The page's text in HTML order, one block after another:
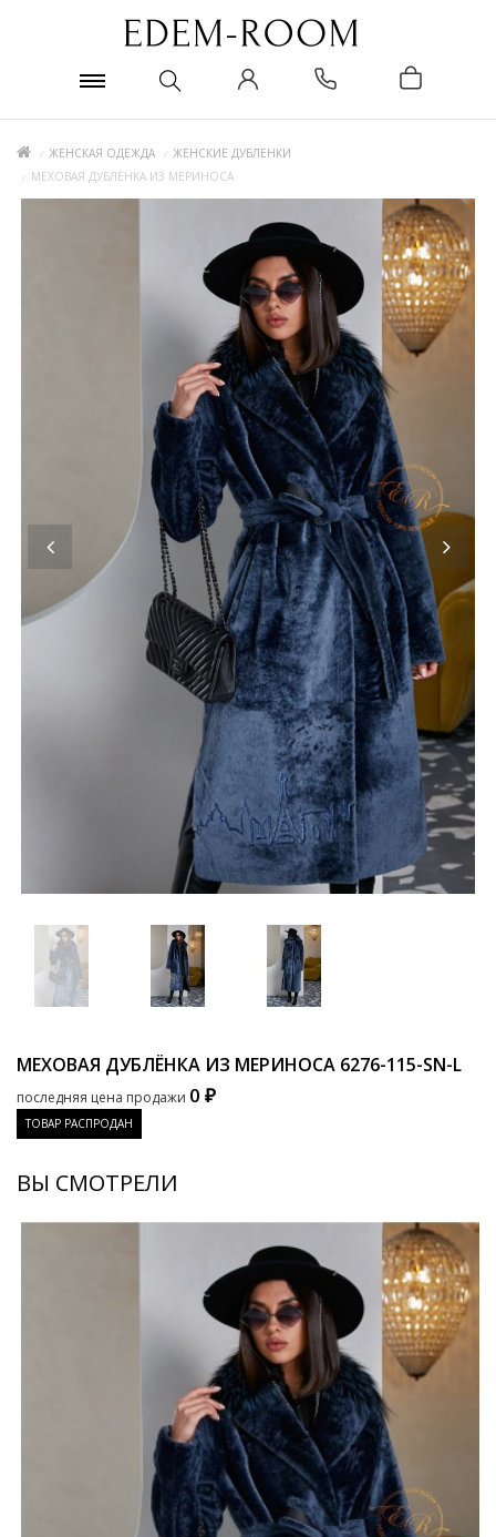
ЖЕНСКАЯ ОДЕЖДА
ЖЕНСКИЕ ДУБЛЕНКИ
МЕХОВАЯ ДУБЛЁНКА ИЗ МЕРИНОСА
МЕХОВАЯ ДУБЛЁНКА ИЗ МЕРИНОСА 6276-115-SN-L
последняя цена продажи 0 ₽
ТОВАР РАСПРОДАН
ВЫ СМОТРЕЛИ